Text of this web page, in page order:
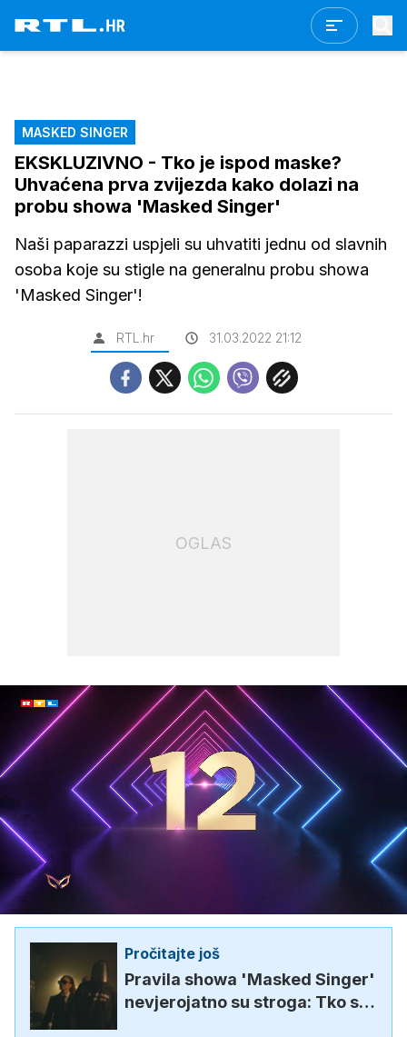
MASKED SINGER
EKSKLUZIVNO - Tko je ispod maske?
Uhvaćena prva zvijezda kako dolazi na
probu showa 'Masked Singer'
Naši paparazzi uspjeli su uhvatiti jednu od slavnih
osoba koje su stigle na generalnu probu showa
'Masked Singer'!
RTL.hr 31.03.2022 21:12
OGLAS
zvuk
Pročitajte još
Pravila showa 'Masked Singer'
nevjerojatno su stroga: Tko su